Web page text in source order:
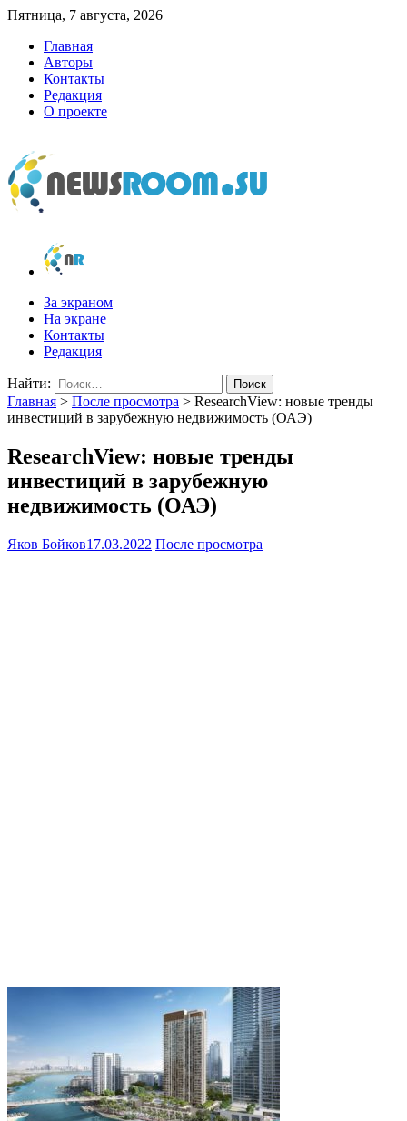
Пятница, 7 августа, 2026
Главная
Авторы
Контакты
Редакция
О проекте
newsroom.su
Новости о новостях
За экраном
На экране
Контакты
Редакция
Найти:
Главная > После просмотра > ResearchView: новые тренды
инвестиций в зарубежную недвижимость (ОАЭ)
ResearchView: новые тренды
инвестиций в зарубежную
недвижимость (ОАЭ)
Яков Бойков17.03.2022 После просмотра